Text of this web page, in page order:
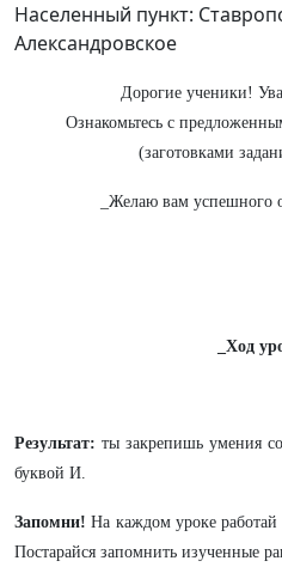
Населенный пункт:
Александровское
Дорогие ученики!
Ознакомьтесь с
(заготовками
_Желаю вам успешного
_Ход
Результат: ты закрепишь умения
буквой И.
Запомни! На каждом уроке
Постарайся запомнить изученные